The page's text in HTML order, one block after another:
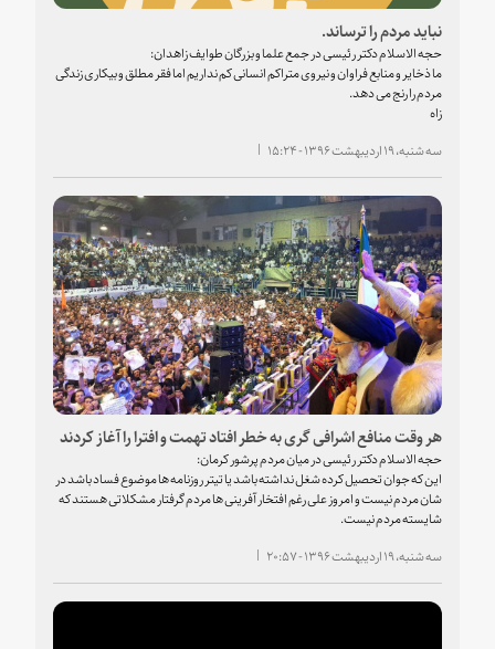
نباید مردم را ترساند.
حجه الاسلام دکتر رئیسی در جمع علما و بزرگان طوایف زاهدان:
ما ذخایر و منابع فراوان و نیروی متراکم انسانی کم نداریم اما فقر مطلق و بیکاری زندگی
مردم را رنج می دهد.
زاه
سه شنبه، ۱۹ اردیبهشت ۱۳۹۶ - ۱۵:۲۴
هر وقت منافع اشرافی گری به خطر افتاد تهمت و افترا را آغاز کردند
حجه الاسلام دکتر رئیسی در میان مردم پرشور کرمان:
این که جوان تحصیل کرده شغل نداشته باشد یا تیتر روزنامه ها موضوع فساد باشد در
شان مردم نیست و امروز علی رغم افتخار آفرینی ها مردم گرفتار مشکلاتی هستند که
شایسته مردم نیست.
سه شنبه، ۱۹ اردیبهشت ۱۳۹۶ - ۲۰:۵۷